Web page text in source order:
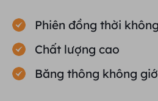
Phiên đồng thời
Chất lượng cao
Băng thông không